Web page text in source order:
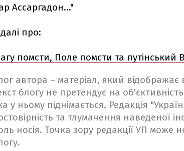
Ассаргадон..."
про:
помсти, Поле помсти та путінський
автора – матеріал, який
блогу не претендує на
у ньому піднімається. Редакція
та тлумачення наведеної
носія. Точка зору редакції УП може